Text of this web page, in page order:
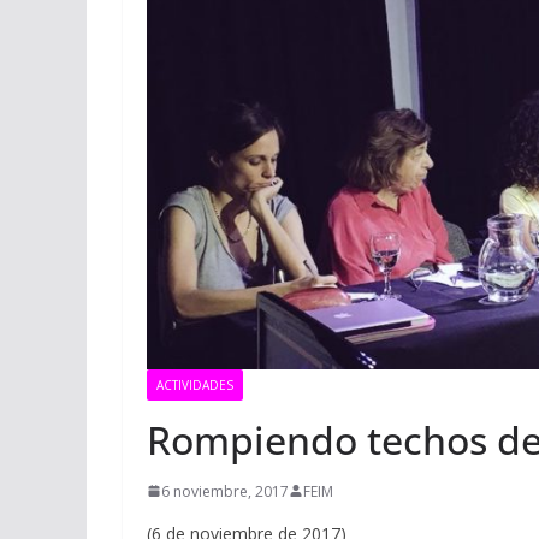
ACTIVIDADES
Rompiendo techos
6 noviembre, 2017 FEIM
(6 de noviembre de 2017)